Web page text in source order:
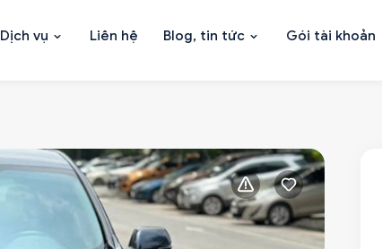
Dịch vụ Liên hệ Blog, tin tức Gói tài khoản